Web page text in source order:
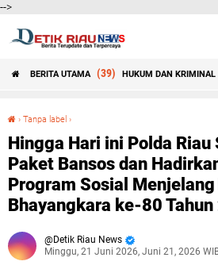
-->
BERITA UTAMA (39) HUKUM DAN KRIMINAL
› Tanpa label ›
Hingga Hari ini Polda
Paket Bansos dan
Program Sosial Menjelang
Bhayangkara ke-80
Detik Riau News
Minggu, 21 Juni 2026, Juni 21, 2026